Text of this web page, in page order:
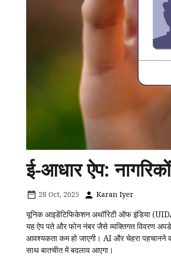
ई-आधार ऐप:
28 Oct, 2025 Karan Iyer
यूनिक आइडेंटिफिकेशन अथॉरिटी ऑफ इंडिया
यह ऐप पते और फोन नंबर जैसे व्यक्तिगत विवरण
आवश्यकता कम हो जाएगी। AI और चेहरा पहचानने
साथ बातचीत में बदलाव आएगा।